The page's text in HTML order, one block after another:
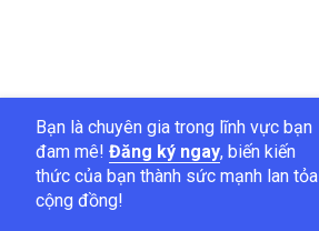
Bạn là chuyên gia trong lĩnh vực bạn
đam mê! Đăng ký ngay, biến kiến
thức của bạn thành sức mạnh lan tỏa
cộng đồng!